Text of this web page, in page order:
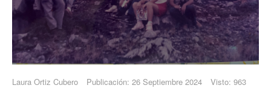
Laura Ortiz Cubero Publicación: 26 Septiembre 2024 Visto: 963